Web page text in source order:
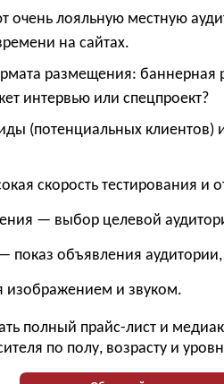
очень лояльную местную
на сайтах.
размещения: баннерная
интервью или спецпроект?
(потенциальных клиентов)
скорость тестирования и
— выбор целевой
— показ объявления
и звуком.
полный прайс-лист и
по полу, возрасту и